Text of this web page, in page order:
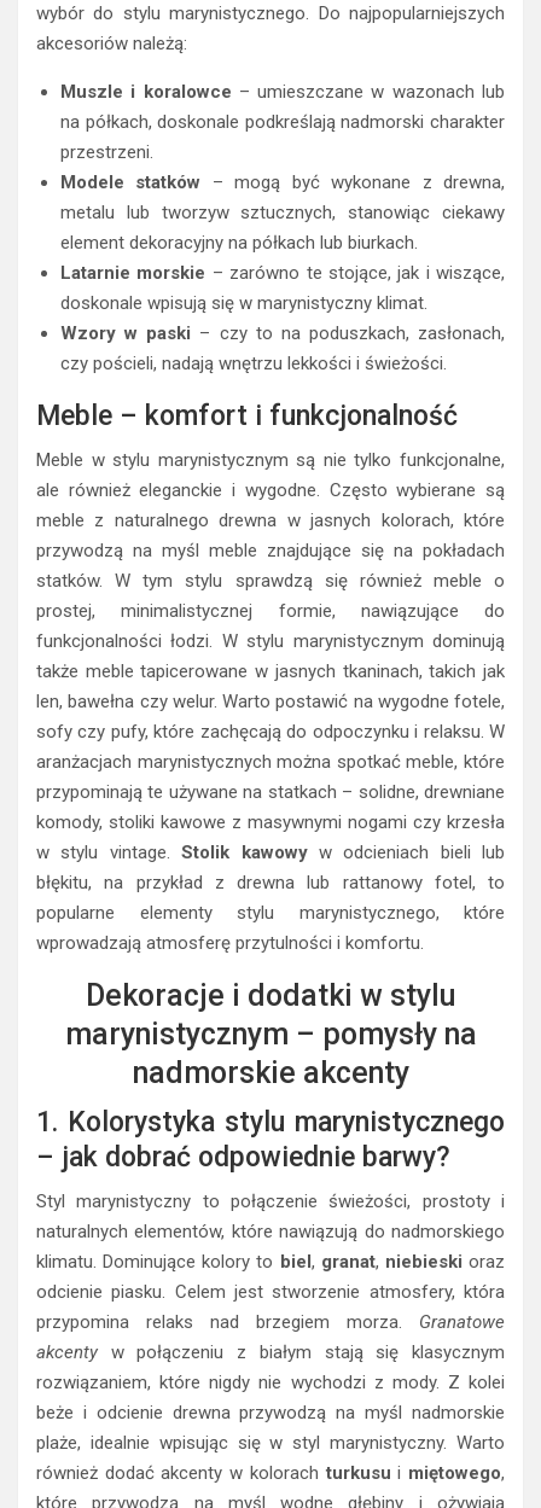
wybór do stylu marynistycznego. Do najpopularniejszych
akcesoriów należą:
Muszle i koralowce – umieszczane w wazonach lub
na półkach, doskonale podkreślają nadmorski charakter
przestrzeni.
Modele statków – mogą być wykonane z drewna,
metalu lub tworzyw sztucznych, stanowiąc ciekawy
element dekoracyjny na półkach lub biurkach.
Latarnie morskie – zarówno te stojące, jak i wiszące,
doskonale wpisują się w marynistyczny klimat.
Wzory w paski – czy to na poduszkach, zasłonach,
czy pościeli, nadają wnętrzu lekkości i świeżości.
Meble – komfort i funkcjonalność
Meble w stylu marynistycznym są nie tylko funkcjonalne,
ale również eleganckie i wygodne. Często wybierane są
meble z naturalnego drewna w jasnych kolorach, które
przywodzą na myśl meble znajdujące się na pokładach
statków. W tym stylu sprawdzą się również meble o
prostej, minimalistycznej formie, nawiązujące do
funkcjonalności łodzi. W stylu marynistycznym dominują
także meble tapicerowane w jasnych tkaninach, takich jak
len, bawełna czy welur. Warto postawić na wygodne fotele,
sofy czy pufy, które zachęcają do odpoczynku i relaksu. W
aranżacjach marynistycznych można spotkać meble, które
przypominają te używane na statkach – solidne, drewniane
komody, stoliki kawowe z masywnymi nogami czy krzesła
w stylu vintage.Stolik kawowyw odcieniach bieli lub
błękitu, na przykład z drewna lub rattanowy fotel, to
popularne elementy stylu marynistycznego, które
wprowadzają atmosferę przytulności i komfortu.
Dekoracje i dodatki w stylu
marynistycznym – pomysły na
nadmorskie akcenty
1. Kolorystyka stylu marynistycznego
– jak dobrać odpowiednie barwy?
Styl marynistyczny to połączenie świeżości, prostoty i
naturalnych elementów, które nawiązują do nadmorskiego
klimatu. Dominujące kolory to biel, granat, niebieski oraz
odcienie piasku. Celem jest stworzenie atmosfery, która
przypomina relaks nad brzegiem morza. Granatowe
akcenty w połączeniu z białym stają się klasycznym
rozwiązaniem, które nigdy nie wychodzi z mody. Z kolei
beże i odcienie drewna przywodzą na myśl nadmorskie
plaże, idealnie wpisując się w styl marynistyczny. Warto
również dodać akcenty w kolorachturkusu i miętowego,
które przywodzą na myśl wodne głębiny i ożywiają